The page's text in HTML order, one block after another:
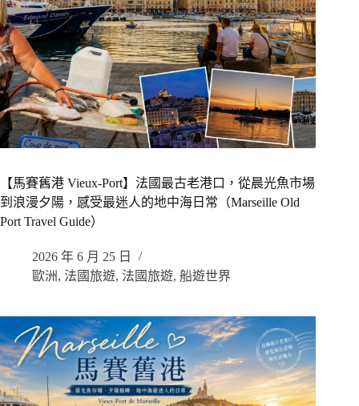
【馬賽舊港 Vieux-Port】法國最古老港口，從晨光魚市場
到浪漫夕陽，感受最迷人的地中海日常（Marseille Old
Port Travel Guide）
2026 年 6 月 25 日
歐洲, 法國旅遊, 法國旅遊, 船遊世界